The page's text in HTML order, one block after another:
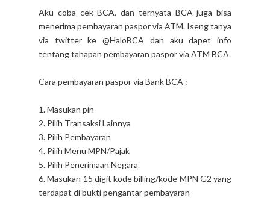
Aku coba cek BCA, dan ternyata BCA juga bisa
menerima pembayaran paspor via ATM. Iseng tanya
via twitter ke @HaloBCA dan aku dapet info
tentang tahapan pembayaran paspor via ATM BCA.
Cara pembayaran paspor via Bank BCA :
1. Masukan pin
2. Pilih Transaksi Lainnya
3. Pilih Pembayaran
4. Pilih Menu MPN/Pajak
5. Pilih Penerimaan Negara
6. Masukan 15 digit kode billing/kode MPN G2 yang
terdapat di bukti pengantar pembayaran